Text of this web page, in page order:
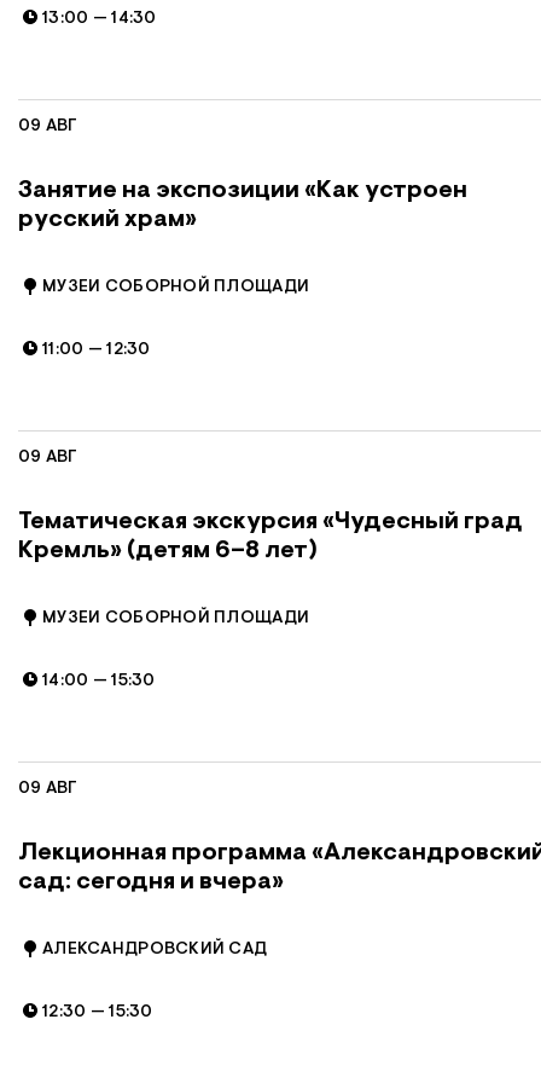
13:00 —14:30
09 АВГ
Занятие на экспозиции «Как устроен
русский храм»
МУЗЕИ СОБОРНОЙ ПЛОЩАДИ
11:00 —12:30
09 АВГ
Тематическая экскурсия «Чудесный град
Кремль» (детям 6–8 лет)
МУЗЕИ СОБОРНОЙ ПЛОЩАДИ
14:00 —15:30
09 АВГ
Лекционная программа
сад: сегодня и вчера»
АЛЕКСАНДРОВСКИЙ САД
12:30 —15:30